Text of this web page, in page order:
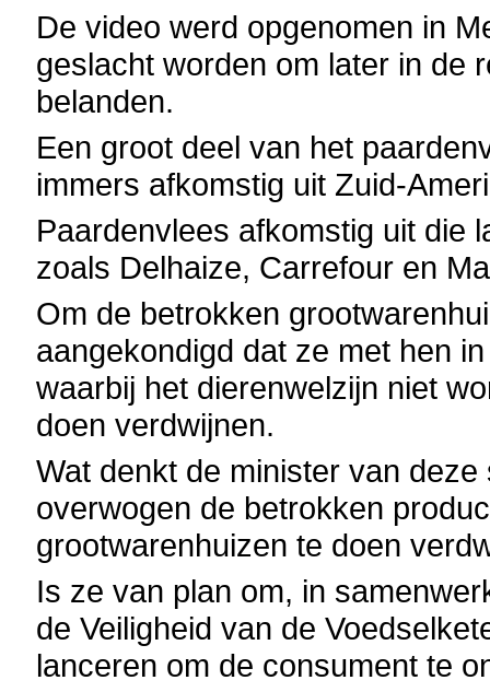
De video werd opgenomen in
geslacht worden om later in de
belanden.
Een groot deel van het
immers afkomstig uit Zuid-
Paardenvlees afkomstig uit die
zoals Delhaize, Carrefour en
Om de betrokken
aangekondigd dat ze met hen
waarbij het dierenwelzijn niet
doen verdwijnen.
Wat denkt de minister van
overwogen de betrokken
grootwarenhuizen te doen
Is ze van plan om, in
de Veiligheid van de
lanceren om de consument te